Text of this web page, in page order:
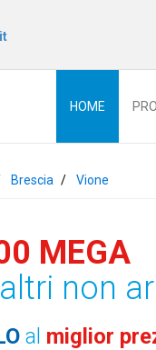
HOME
Brescia Vione
MEGA
non
al miglior